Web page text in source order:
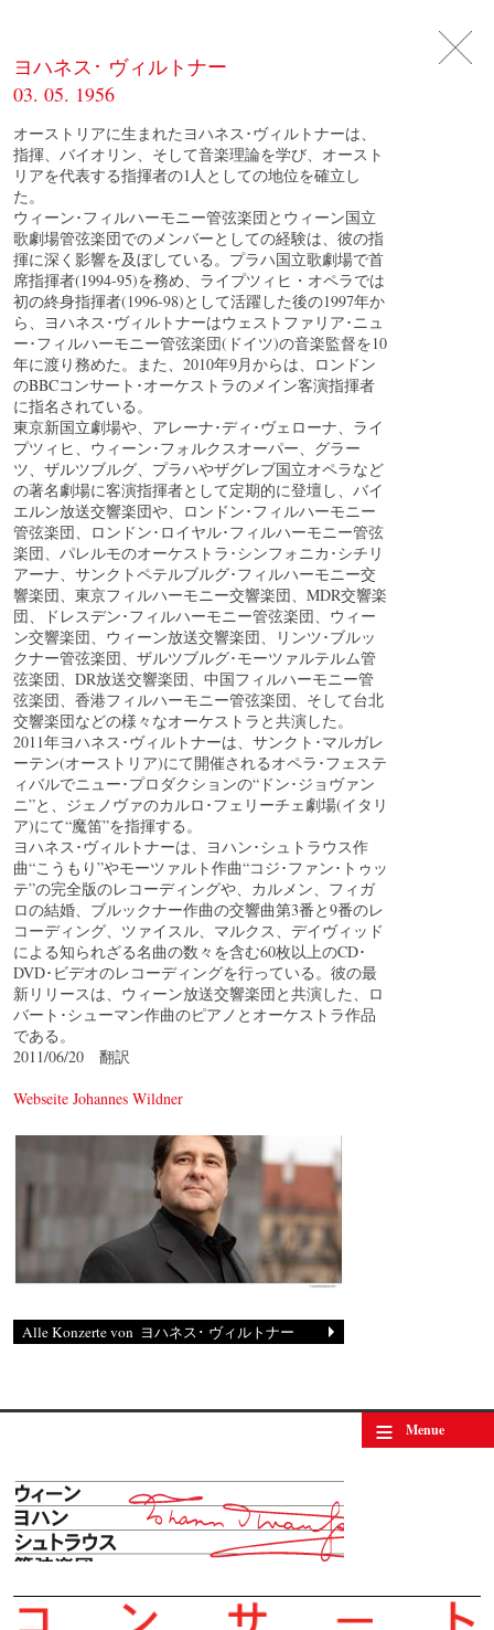
ヨハネス･ ヴィルトナー
03. 05. 1956
オーストリアに生まれたヨハネス･ヴィルトナーは、
指揮、バイオリン、そして音楽理論を学び、オースト
リアを代表する指揮者の1人としての地位を確立し
た。
ウィーン･フィルハーモニー管弦楽団とウィーン国立
歌劇場管弦楽団でのメンバーとしての経験は、彼の指
揮に深く影響を及ぼしている。プラハ国立歌劇場で首
席指揮者(1994-95)を務め、ライプツィヒ・オペラでは
初の終身指揮者(1996-98)として活躍した後の1997年か
ら、ヨハネス･ヴィルトナーはウェストファリア･ニュ
ー･フィルハーモニー管弦楽団(ドイツ)の音楽監督を10
年に渡り務めた。また、2010年9月からは、ロンドン
のBBCコンサート･オーケストラのメイン客演指揮者
に指名されている。
東京新国立劇場や、アレーナ･ディ･ヴェローナ、ライ
プツィヒ、ウィーン･フォルクスオーパー、グラー
ツ、ザルツブルグ、プラハやザグレブ国立オペラなど
の著名劇場に客演指揮者として定期的に登壇し、バイ
エルン放送交響楽団や、ロンドン･フィルハーモニー
管弦楽団、ロンドン･ロイヤル･フィルハーモニー管弦
楽団、パレルモのオーケストラ･シンフォニカ･シチリ
アーナ、サンクトペテルブルグ･フィルハーモニー交
響楽団、東京フィルハーモニー交響楽団、MDR交響楽
団、ドレスデン･フィルハーモニー管弦楽団、ウィー
ン交響楽団、ウィーン放送交響楽団、リンツ･ブルッ
クナー管弦楽団、ザルツブルグ･モーツァルテルム管
弦楽団、DR放送交響楽団、中国フィルハーモニー管
弦楽団、香港フィルハーモニー管弦楽団、そして台北
交響楽団などの様々なオーケストラと共演した。
2011年ヨハネス･ヴィルトナーは、サンクト･マルガレ
ーテン(オーストリア)にて開催されるオペラ･フェステ
ィバルでニュー･プロダクションの“ドン･ジョヴァン
ニ”と、ジェノヴァのカルロ･フェリーチェ劇場(イタリ
ア)にて“魔笛”を指揮する。
ヨハネス･ヴィルトナーは、ヨハン･シュトラウス作
曲“こうもり”やモーツァルト作曲“コジ･ファン･トゥッ
テ”の完全版のレコーディングや、カルメン、フィガ
ロの結婚、ブルックナー作曲の交響曲第3番と9番のレ
コーディング、ツァイスル、マルクス、デイヴィッド
による知られざる名曲の数々を含む60枚以上のCD･
DVD･ビデオのレコーディングを行っている。彼の最
新リリースは、ウィーン放送交響楽団と共演した、ロ
バート･シューマン作曲のピアノとオーケストラ作品
である。
2011/06/20 翻訳
Webseite Johannes Wildner
© by Lukas Beck
≡ Menue